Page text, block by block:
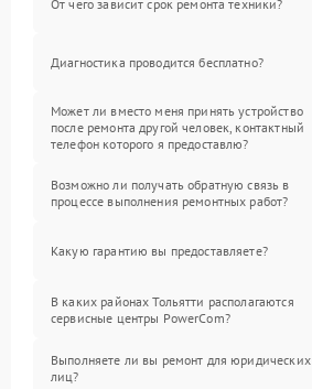
От чего зависит срок ремонта техники?
Диагностика проводится бесплатно?
Может ли вместо меня принять устройство
после ремонта другой человек, контактный
телефон которого я предоставлю?
Возможно ли получать обратную связь в
процессе выполнения ремонтных работ?
Какую гарантию вы предоставляете?
В каких районах Тольятти располагаются
сервисные центры PowerCom?
Выполняете ли вы ремонт для юридических
лиц?